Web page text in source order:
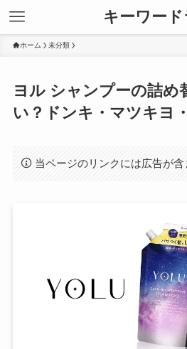
キーワー
ホーム 未分類
ヨル シャンプーの詰め
い？ドンキ・マツキヨ
当ページのリンクには広告が含